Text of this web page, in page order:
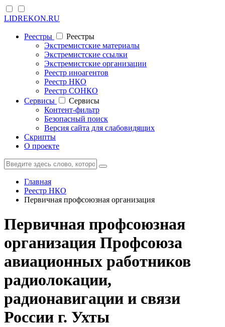
LIDREKON.RU
Реестры
Реестры
Экстремистские материалы
Экстремистские ссылки
Экстремистские организации
Реестр иноагентов
Реестр НКО
Реестр СОНКО
Cервисы
Cервисы
Контент-фильтр
Безопасный поиск
Версия сайта для слабовидящих
Скрипты
О проекте
Главная
Реестр НКО
Первичная профсоюзная организация
Первичная профсоюзная
организация Профсоюза
авиационных работников
радиолокации,
радионавигации и связи
России г. Ухты